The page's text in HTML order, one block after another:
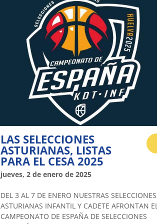
LAS SELECCIONES
ASTURIANAS, LISTAS
PARA EL CESA 2025
jueves, 2 de enero de 2025
DEL 3 AL 7 DE ENERO NUESTRAS SELECCIONES
ASTURIANAS INFANTIL Y CADETE AFRONTAN
CAMPEONATO DE ESPAÑA DE SELECCIONES